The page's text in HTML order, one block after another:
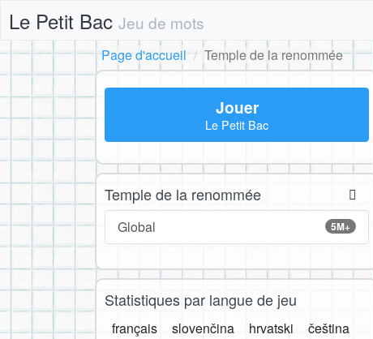
Le Petit Bac Jeu de mots
Page d'accueil
Temple de la renommée
Jouer
Le Petit Bac
Temple de la renommée
5M+
Global
Statistiques par langue de jeu
français slovenčina hrvatski
čeština